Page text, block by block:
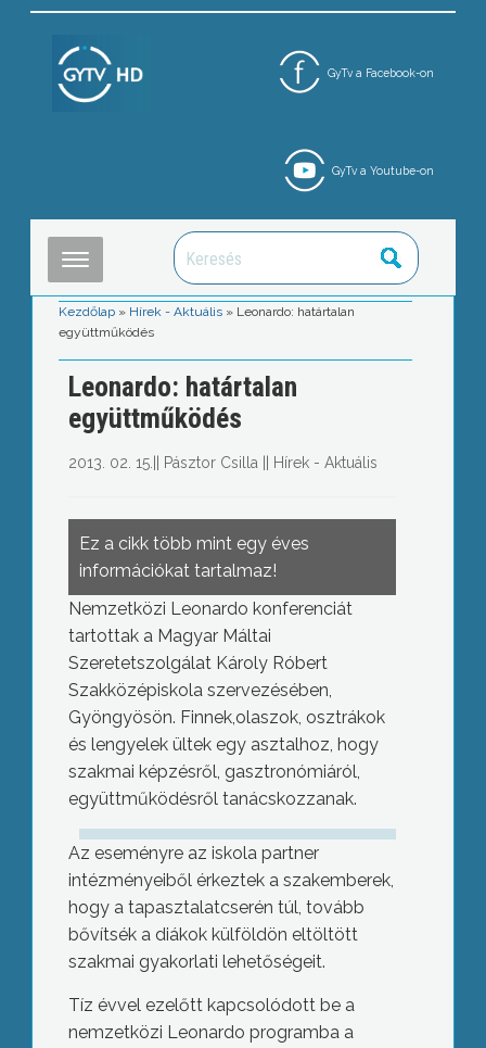
GyTv a Facebook-on
GyTv a Youtube-on
Kezdőlap » Hírek - Aktuális » Leonardo: határtalan
együttműködés
Leonardo: határtalan
együttműködés
2013. 02. 15. Pásztor Csilla Hírek - Aktuális
Ez a cikk több mint egy éves
információkat tartalmaz!
Nemzetközi Leonardo konferenciát
tartottak a Magyar Máltai
Szeretetszolgálat Károly Róbert
Szakközépiskola szervezésében,
Gyöngyösön. Finnek,olaszok, osztrákok
és lengyelek ültek egy asztalhoz, hogy
szakmai képzésről, gasztronómiáról,
együttműködésről tanácskozzanak.
Az eseményre az iskola partner
intézményeiből érkeztek a szakemberek,
hogy a tapasztalatcserén túl, tovább
bővítsék a diákok külföldön eltöltött
szakmai gyakorlati lehetőségeit.
Tíz évvel ezelőtt kapcsolódott be a
nemzetközi Leonardo programba a